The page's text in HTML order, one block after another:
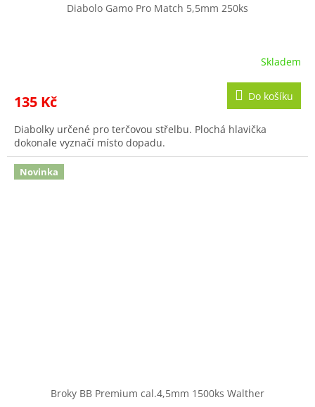
Diabolo Gamo Pro Match 5,5mm 250ks
Skladem
135 Kč Do košíku
Diabolky určené pro terčovou střelbu. Plochá hlavička
dokonale vyznačí místo dopadu.
Novinka
Broky BB Premium cal.4,5mm 1500ks Walther